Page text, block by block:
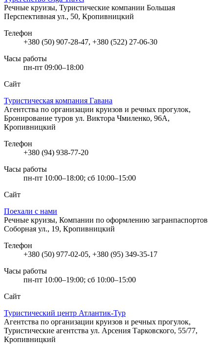
Речные круизы, Туристические компании Большая
Перспективная ул., 50, Кропивницкий
Телефон
+380 (50) 907-28-47, +380 (522) 27-06-30
Часы работы
пн-пт 09:00–18:00
Сайт
Туристическая компания Гавана
Агентства по организации круизов и речных прогулок,
Бронирование туров ул. Виктора Чмиленко, 96А,
Кропивницкий
Телефон
+380 (94) 938-77-20
Часы работы
пн-пт 10:00–18:00; сб 10:00–15:00
Сайт
Поехали с нами
Речные круизы, Компании по оформлению загранпаспортов
Соборная ул., 19, Кропивницкий
Телефон
+380 (50) 977-02-05, +380 (95) 349-35-17
Часы работы
пн-пт 10:00–19:00; сб 10:00–15:00
Сайт
Туристический центр Атлантик-Тур
Агентства по организации круизов и речных прогулок,
Туристические агентства ул. Арсения Тарковского, 55/77,
Кропивницкий